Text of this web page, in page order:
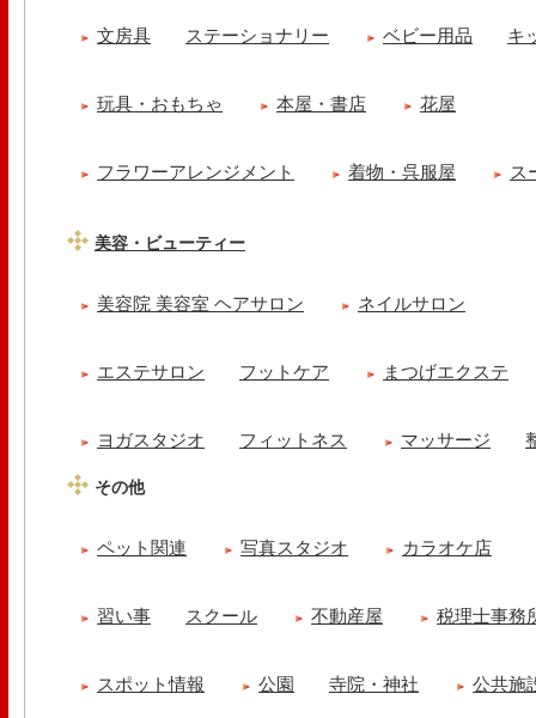
文房具 ステーショナリー ベビー用品 キ
玩具・おもちゃ 本屋・書店 花屋
フラワーアレンジメント 着物・呉服屋 ス
美容・ビューティー
美容院 美容室 ヘアサロン ネイルサロン
エステサロン フットケア まつげエクステ
ヨガスタジオ フィットネス マッサージ
その他
ペット関連 写真スタジオ カラオケ店
習い事 スクール 不動産屋 税理士事務
スポット情報 公園 寺院・神社 公共施